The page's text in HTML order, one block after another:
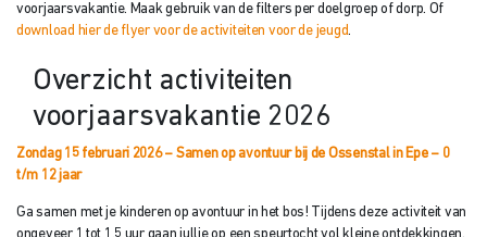
voorjaarsvakantie. Maak gebruik van de filters per doelgroep of dorp. Of
download hier de flyer voor de activiteiten voor de jeugd.
Overzicht activiteiten
voorjaarsvakantie 2026
Zondag 15 februari 2026 – Samen op avontuur bij de Ossenstal in Epe – 0
t/m 12 jaar
Ga samen met je kinderen op avontuur in het bos! Tijdens deze activiteit van